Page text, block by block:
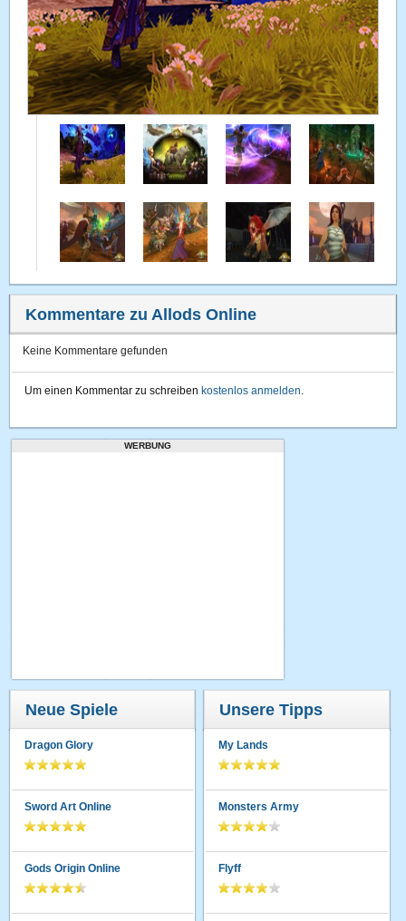
Kommentare zu Allods Online
Keine Kommentare gefunden
Um einen Kommentar zu schreiben kostenlos anmelden.
WERBUNG
Neue Spiele
Dragon Glory
Sword Art Online
Gods Origin Online
Unsere Tipps
My Lands
Monsters Army
Flyff